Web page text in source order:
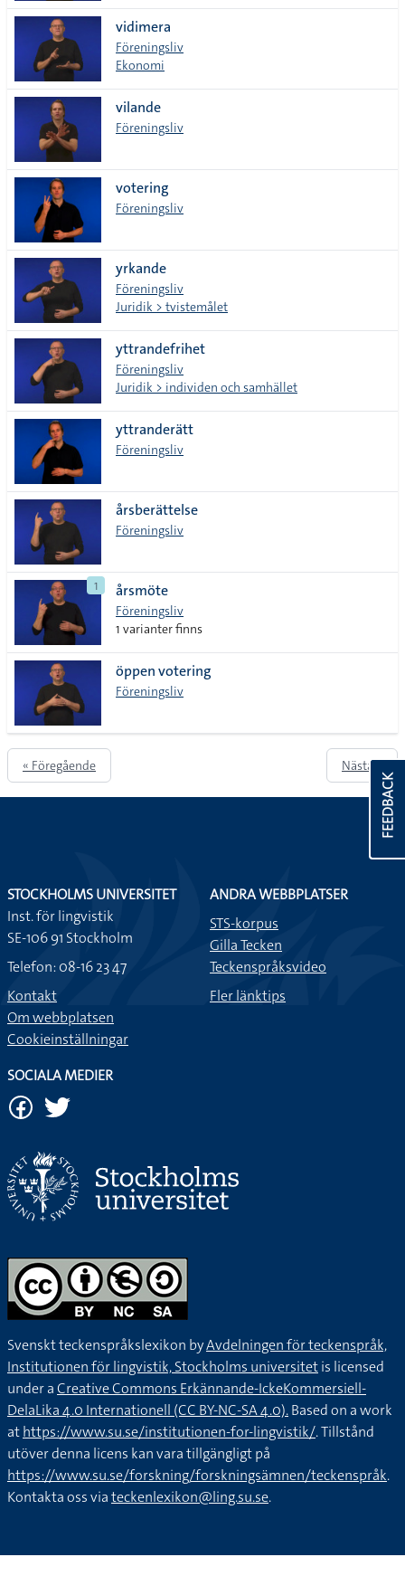
vidimera
Föreningsliv
Ekonomi
vilande
Föreningsliv
votering
Föreningsliv
yrkande
Föreningsliv
Juridik > tvistemålet
yttrandefrihet
Föreningsliv
Juridik > individen och samhället
yttranderätt
Föreningsliv
årsberättelse
Föreningsliv
1 årsmöte
Föreningsliv
1 varianter finns
öppen votering
Föreningsliv
« Föregående Nästa »
FEEDBACK
STOCKHOLMS UNIVERSITET
Inst. för lingvistik
SE-106 91 Stockholm
Telefon: 08-16 23 47
Kontakt
Om webbplatsen
Cookieinställningar
ANDRA WEBBPLATSER
STS-korpus
Gilla Tecken
Teckenspråksvideo
Fler länktips
SOCIALA MEDIER
Svenskt teckenspråkslexikon byAvdelningen för teckenspråk,
Institutionen för lingvistik, Stockholms universitetis licensed
under aCreative Commons Erkännande-IckeKommersiell-
DelaLika 4.0 Internationell (CC BY-NC-SA 4.0).Based on a work
athttps://www.su.se/institutionen-for-lingvistik/. Tillstånd
utöver denna licens kan vara tillgängligt på
https://www.su.se/forskning/forskningsämnen/teckenspråk.
Kontakta oss viateckenlexikon@ling.su.se.